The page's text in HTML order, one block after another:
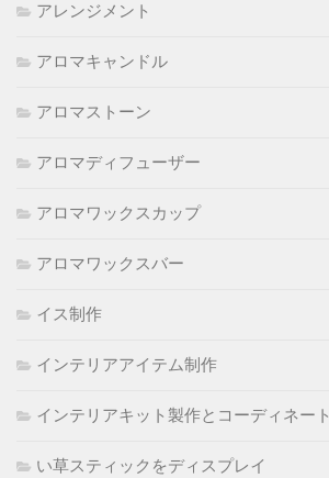
アレンジメント
アロマキャンドル
アロマストーン
アロマディフューザー
アロマワックスカップ
アロマワックスバー
イス制作
インテリアアイテム制作
インテリアキット製作とコーディネート
い草スティックをディスプレイ